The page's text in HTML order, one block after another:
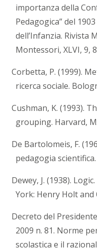
importanza della
Pedagogica” del
dell’Infanzia. Rivista
Montessori, XLVI, 9,
Corbetta, P. (1999).
ricerca sociale.
Cushman, K. (1993).
grouping. Harvard,
De Bartolomeis, F.
pedagogia
Dewey, J. (1938).
York: Henry Holt and
Decreto del
2009 n. 81. Norme
scolastica e il